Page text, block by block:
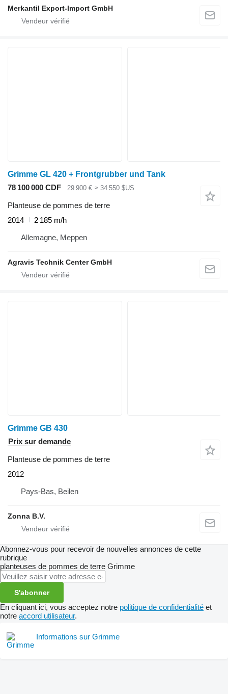
Merkantil Export-Import GmbH
Grimme GL 420 + Frontgrubber und Tank
78 100 000 CDF
29 900 € ≈ 34 550 $US
Planteuse de pommes de terre
2014
2 185 m/h
Allemagne, Meppen
Agravis Technik Center GmbH
Grimme GB 430
Prix sur demande
Planteuse de pommes de terre
2012
Pays-Bas, Beilen
Zonna B.V.
Abonnez-vous pour recevoir de nouvelles annonces de cette
rubrique
planteuses de pommes de terre Grimme
S'abonner
En cliquant ici, vous acceptez notre politique de confidentialité et
notre accord utilisateur.
Informations sur Grimme